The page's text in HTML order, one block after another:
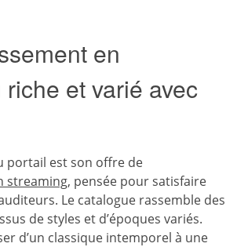
en
et varié avec
portail est son offre de
streaming, pensée pour satisfaire
Le catalogue rassemble des
de styles et d’époques variés.
d’un classique intemporel à une